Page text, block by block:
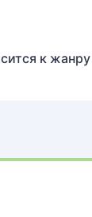
к